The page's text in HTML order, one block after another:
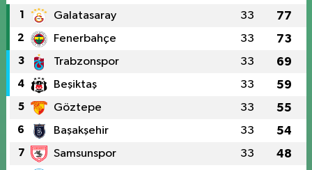
1 Galatasaray 33 77
2 Fenerbahçe 33 73
3 Trabzonspor 33 69
4 Beşiktaş 33 59
5 Göztepe 33 55
6 Başakşehir 33 54
7 Samsunspor 33 48